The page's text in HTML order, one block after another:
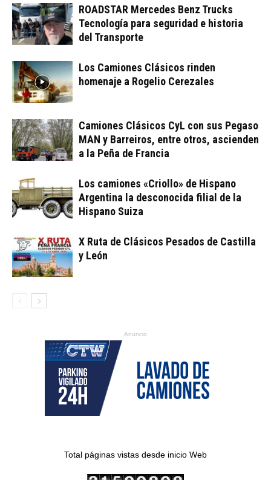
ROADSTAR Mercedes Benz Trucks
Tecnología para seguridad e historia
del Transporte
Los Camiones Clásicos rinden
homenaje a Rogelio Cerezales
Camiones Clásicos CyL con sus Pegaso
MAN y Barreiros, entre otros, ascienden
a la Peña de Francia
Los camiones «Criollo» de Hispano
Argentina la desconocida filial de la
Hispano Suiza
X Ruta de Clásicos Pesados de Castilla
y León
Anuncio
Total páginas vistas desde inicio Web